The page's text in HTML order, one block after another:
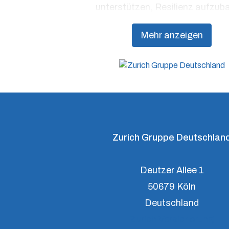
Mehr anzeigen
unterstützen, Resilienz
Zurich Gruppe
Deutzer Allee 1
50679 Köln
Deutschland